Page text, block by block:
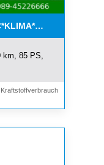
km, 85 PS,